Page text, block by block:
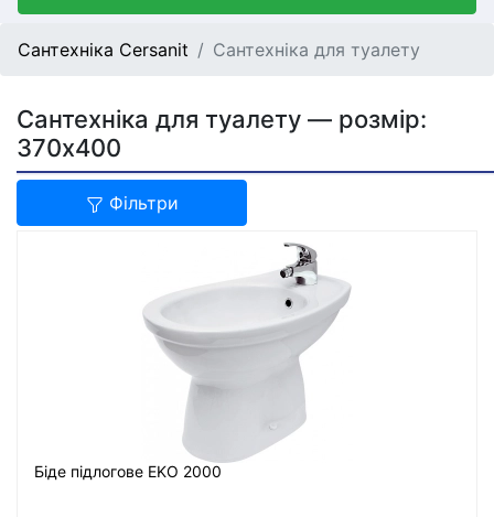
Сантехніка Cersanit Сантехніка для туалету
Сантехніка для туалету — розмір:
370x400
Фільтри
Біде підлогове EKO 2000